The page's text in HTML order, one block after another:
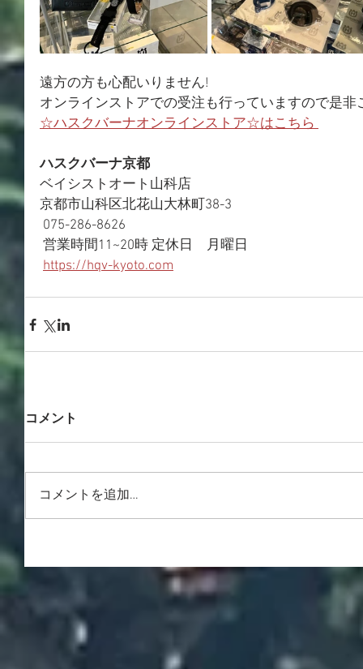
遠方の方も心配いりません!
オンラインストアでの受注も行っていますので是非
☆ハスクバーナオンラインストア☆はこちら
ハスクバーナ京都
ベイシストオート山科店
京都市山科区北花山大林町38-3
075-286-8626
営業時間11~20時 定休日　月曜日
https://hqv-kyoto.com
コメント
コメントを追加…